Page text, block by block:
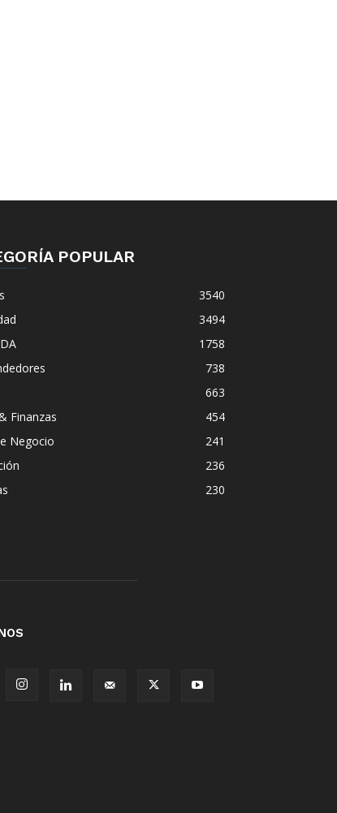
POPULAR
3540
3494
1758
738
663
Finanzas
454
Negocio
241
236
230